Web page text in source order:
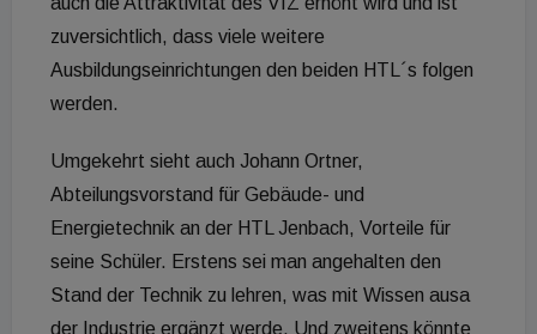
zuversichtlich, dass viele weitere
Ausbildungseinrichtungen den beiden HTL´s folgen
werden.
Umgekehrt sieht auch Johann Ortner,
Abteilungsvorstand für Gebäude- und
Energietechnik an der HTL Jenbach, Vorteile für
seine Schüler. Erstens sei man angehalten den
Stand der Technik zu lehren, was mit Wissen ausa
der Industrie ergänzt werde. Und zweitens könnte